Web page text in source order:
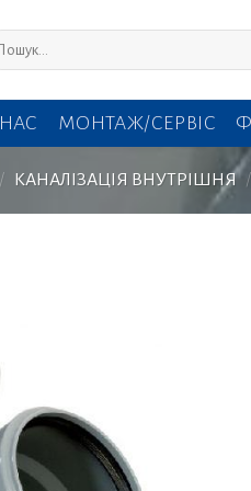
МОНТАЖ/СЕРВІС
/ КАНАЛІЗАЦІЯ ВНУТРІШНЯ /